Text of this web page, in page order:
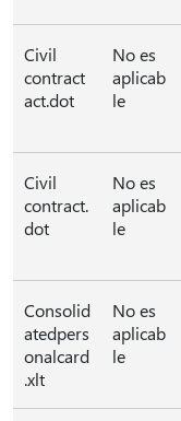
Civil
contract
act.dot
No es
aplicab
le
Civil
contract.
dot
No es
aplicab
le
Consolid
atedpers
onalcard
.xlt
No es
aplicab
le